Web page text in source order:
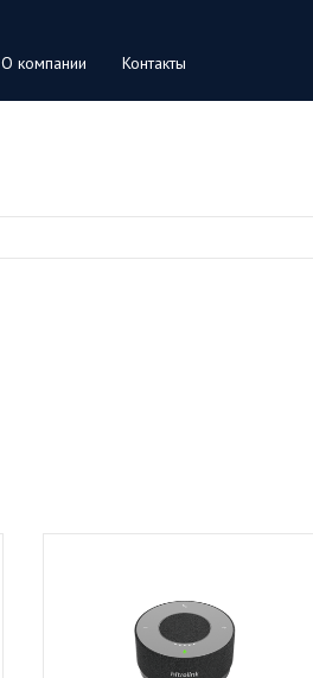
О компании Контакты